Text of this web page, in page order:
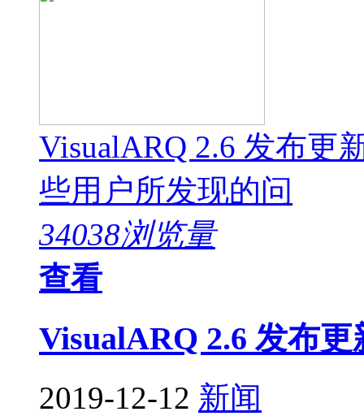
VisualARQ 2.6 发布更
些用户所发现的问
34038浏览量
查看
VisualARQ 2.6 发布更
2019-12-12 新闻